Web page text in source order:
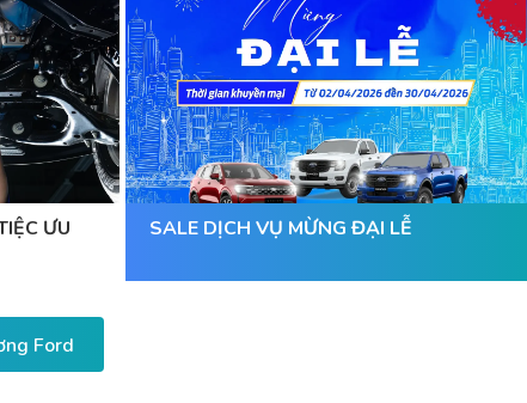
ƯU
SALE DỊCH VỤ MỪNG ĐẠI LỄ
Ford